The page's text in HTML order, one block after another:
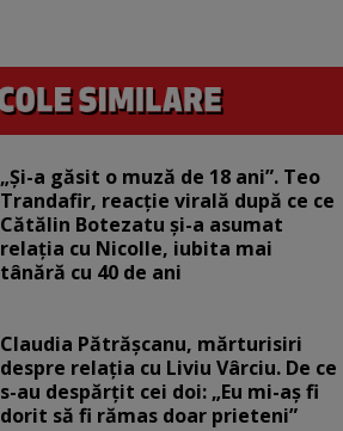
„Și-a găsit o muză de 18 ani”. Teo
Trandafir, reacție virală după ce ce
Cătălin Botezatu și-a asumat
relația cu Nicolle, iubita mai
tânără cu 40 de ani
Claudia Pătrășcanu, mărturisiri
despre relația cu Liviu Vârciu. De ce
s-au despărțit cei doi: „Eu mi-aș fi
dorit să fi rămas doar prieteni”